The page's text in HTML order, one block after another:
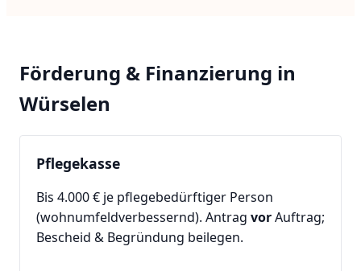
Förderung & Finanzierung in
Würselen
Pflegekasse
Bis 4.000 € je pflegebedürftiger Person
(wohnumfeldverbessernd). Antrag vorAuftrag;
Bescheid & Begründung beilegen.